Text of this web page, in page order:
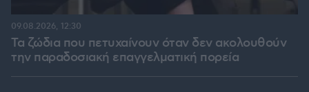
Τα ζώδια που πετυχαίνουν όταν δεν ακολουθούν
την παραδοσιακή επαγγελματική πορεία
09.08.2026, 12:30